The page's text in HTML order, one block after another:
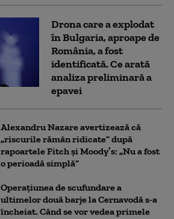
Drona care a explodat
în Bulgaria, aproape de
România, a fost
identificată. Ce arată
analiza preliminară a
epavei
Alexandru Nazare avertizează că
„riscurile rămân ridicate” după
rapoartele Fitch și Moody’s: „Nu a fost
o perioadă simplă”
Operațiunea de scufundare a
ultimelor două barje la Cernavodă s-a
încheiat. Când se vor vedea primele